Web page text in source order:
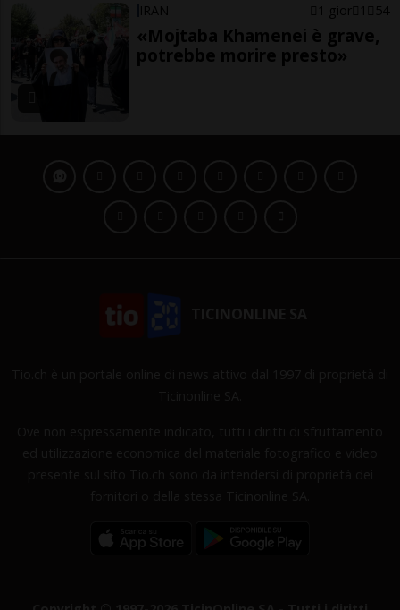
IRAN 1 gior 1 54
«Mojtaba Khamenei è grave,
potrebbe morire presto»